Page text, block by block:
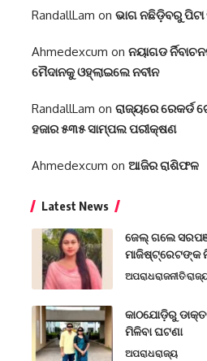
RandallLam on ଭାଗ ନଛିଡ଼ିବରୁ ପିଟା
Ahmedexcum on ନୟାଗଡ
ମୈଦାନକୁ ଓହ୍ଲାଇଲେ ନବୀନ
RandallLam on ରାଜ୍ୟରେ ରେକର୍ଡ
ହଜାର ୫୩୫ ସାମ୍ପଲ ପରୀକ୍ଷଣ
Ahmedexcum on ଆଜିର ରାଶିଫଳ
Latest News
ଜେଲ୍ ଗଲେ
ମାଜିଷ୍ଟ୍ରେଟଙ୍କ
ଅପରାଧରାଜନୀତି
କାଠଯୋଡ଼ିରୁ
ମିଳିବା ଘଟଣା
ଅପରାଧରାଜ୍ୟ